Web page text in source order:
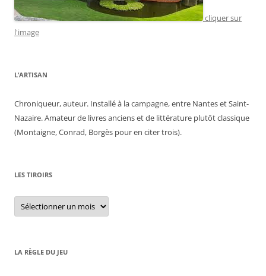
cliquer sur
l'image
L’ARTISAN
Chroniqueur, auteur. Installé à la campagne, entre Nantes et Saint-
Nazaire. Amateur de livres anciens et de littérature plutôt classique
(Montaigne, Conrad, Borgès pour en citer trois).
LES TIROIRS
Les
tiroirs
LA RÈGLE DU JEU